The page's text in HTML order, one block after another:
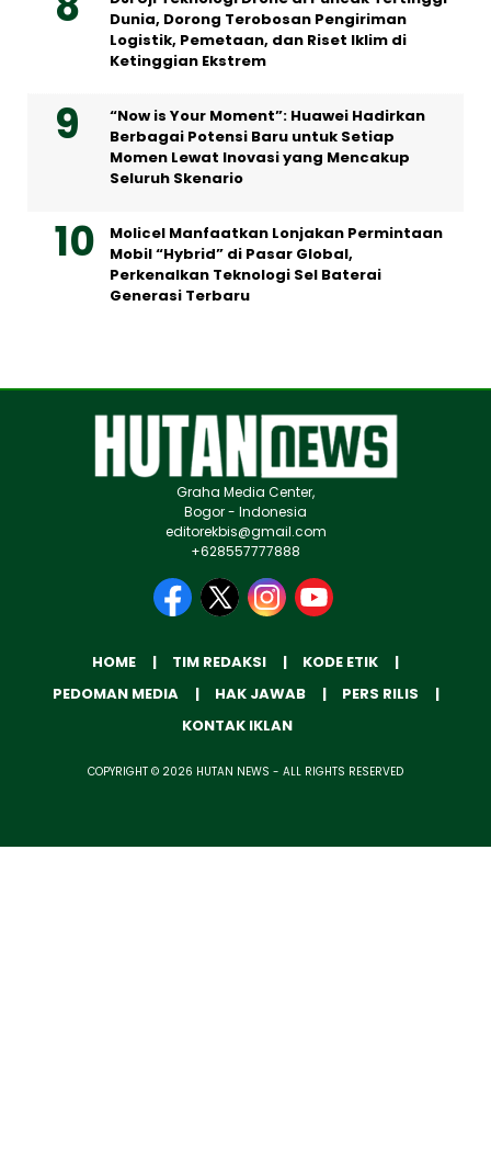
Dunia, Dorong Terobosan Pengiriman
Logistik, Pemetaan, dan Riset Iklim di
Ketinggian Ekstrem
“Now is Your Moment”: Huawei Hadirkan
Berbagai Potensi Baru untuk Setiap
Momen Lewat Inovasi yang Mencakup
Seluruh Skenario
Molicel Manfaatkan Lonjakan Permintaan
Mobil “Hybrid” di Pasar Global,
Perkenalkan Teknologi Sel Baterai
Generasi Terbaru
Graha Media Center,
Bogor - Indonesia
editorekbis@gmail.com
+628557777888
HOME TIM REDAKSI
KODE ETIK
PEDOMAN MEDIA
HAK JAWAB
PERS RILIS
KONTAK IKLAN
COPYRIGHT © 2026 HUTAN NEWS - ALL RIGHTS RESERVED